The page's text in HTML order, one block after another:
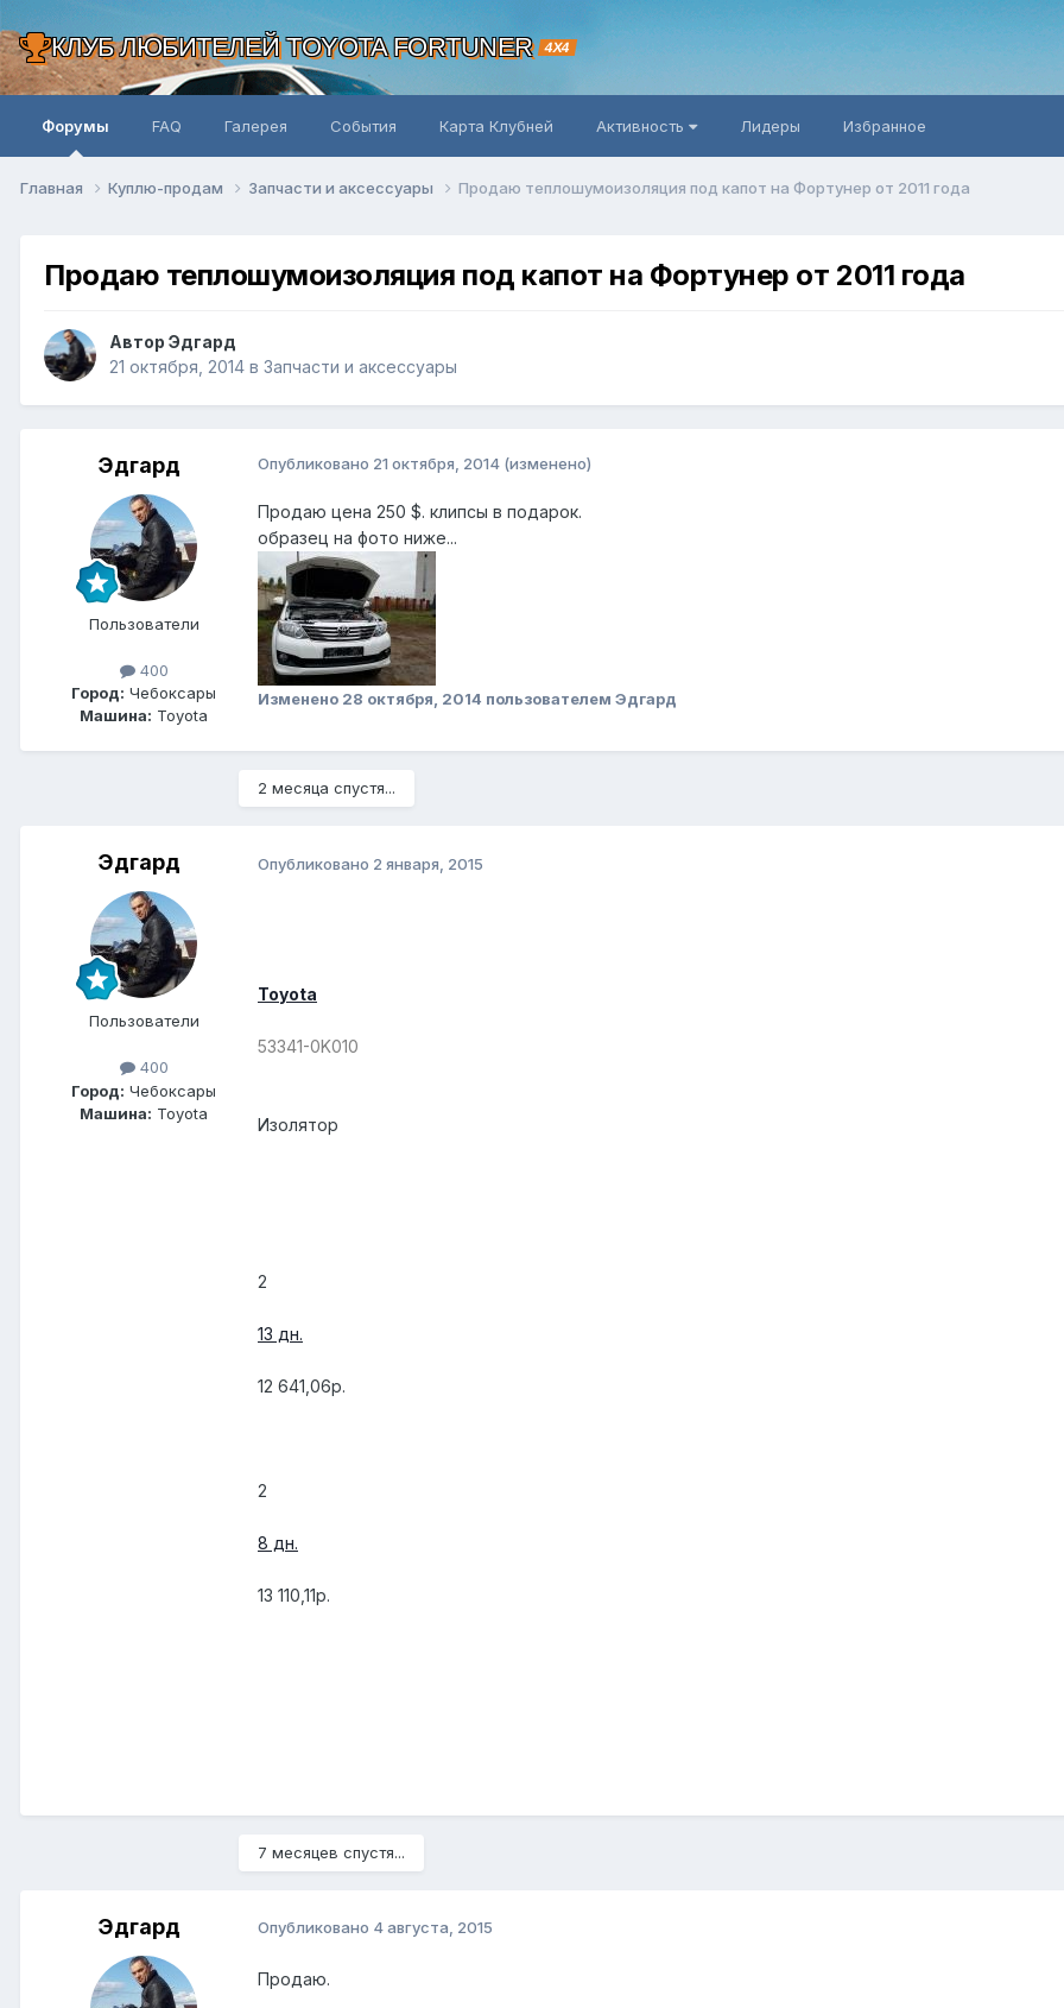
КЛУБ ЛЮБИТЕЛЕЙ TOYOTA FORTUNER 4X4
Форумы FAQ Галерея События Карта Клубней Активность Лидеры Избранное
Главная Куплю-продам Запчасти и аксессуары Продаю теплошумоизоляция под капот на Фортунер от 2011 года
Продаю теплошумоизоляция под капот на Фортунер от 2011 года
Автор Эдгард
21 октября, 2014 в Запчасти и аксессуары
Эдгард
Пользователи
400
Город: Чебоксары
Машина: Toyota
Опубликовано 21 октября, 2014 (изменено)
Продаю цена 250 $. клипсы в подарок.
образец на фото ниже...
Изменено 28 октября, 2014 пользователем Эдгард
2 месяца спустя...
Эдгард
Пользователи
400
Город: Чебоксары
Машина: Toyota
Опубликовано 2 января, 2015
Toyota
53341-0K010
Изолятор
2
13 дн.
12 641,06р.
2
8 дн.
13 110,11р.
7 месяцев спустя...
Эдгард Опубликовано 4 августа, 2015
Продаю.